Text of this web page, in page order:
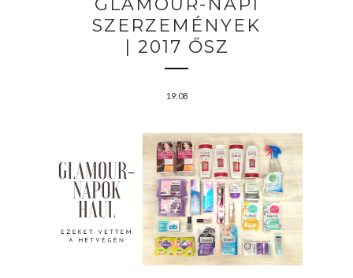
GLAMOUR-NAPI
SZERZEMÉNYEK
| 2017 ŐSZ
19:08